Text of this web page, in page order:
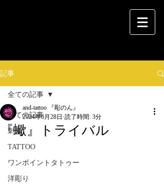
記事
全ての記事
刺青
TATTOO
ワンポイントタトゥー
洋彫り
全ての記事
『蠍』トライバル
and-tattoo 『彫のん』
2024年6月28日 読了時間: 3分